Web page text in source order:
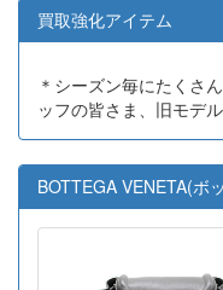
買取強化アイテム
＊シーズン毎にたくさ
ッフの皆さま、旧モデ
BOTTEGA VENETA(ボ